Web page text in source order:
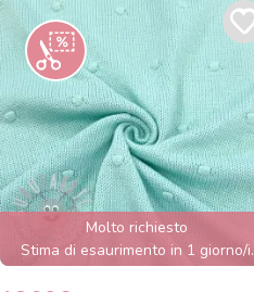
Molto richiesto
Stima di esaurimento in 1 giorno/i.